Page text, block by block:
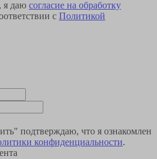
я даю согласие на обработку
с Политикой
подтверждаю, что я ознакомлен
конфиденциальности.